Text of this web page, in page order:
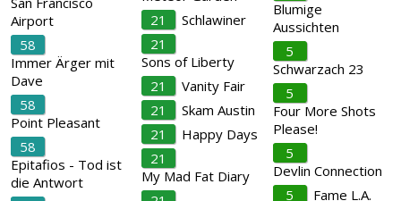
Airport
58
Immer Ärger mit
Dave
58
Point Pleasant
58
Epitafios - Tod ist
die Antwort
21
Schlawiner
21
Sons of Liberty
21
Vanity Fair
21
Skam Austin
21
Happy Days
21
My Mad Fat Diary
Blumige
Aussichten
5
Schwarzach 23
5
Four More Shots
Please!
5
Devlin Connection
5
Fame L.A.